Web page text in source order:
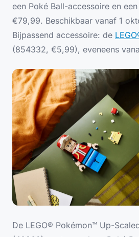
een Poké Ball-accessoire en
€79,99. Beschikbaar vanaf 1
Bijpassend accessoire: de
(854332, €5,99), eveneens
De LEGO® Pokémon™ Up-